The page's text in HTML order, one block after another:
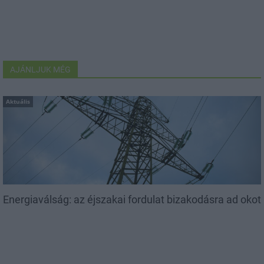
AJÁNLJUK MÉG
Aktuális
Energiaválság: az éjszakai fordulat bizakodásra ad okot